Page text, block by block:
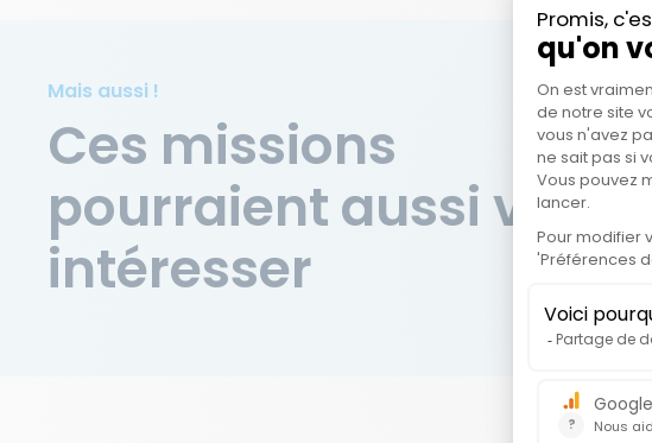
Mais aussi !
Ces missions
pourraient aussi vous
intéresser